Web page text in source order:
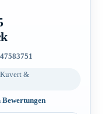
&
Bewertungen